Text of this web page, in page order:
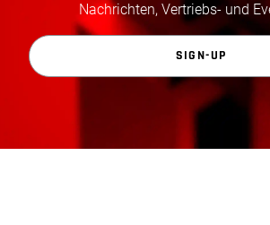
Nachrichten, Vertriebs- und
SIGN-UP